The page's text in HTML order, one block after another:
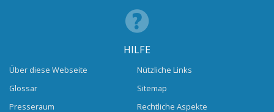
HILFE
Über diese Webseite
Glossar
Presseraum
Nützliche Links
Sitemap
Rechtliche Aspekte